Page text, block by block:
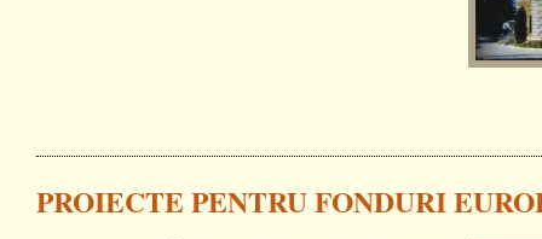
PROIECTE PENTRU FONDURI